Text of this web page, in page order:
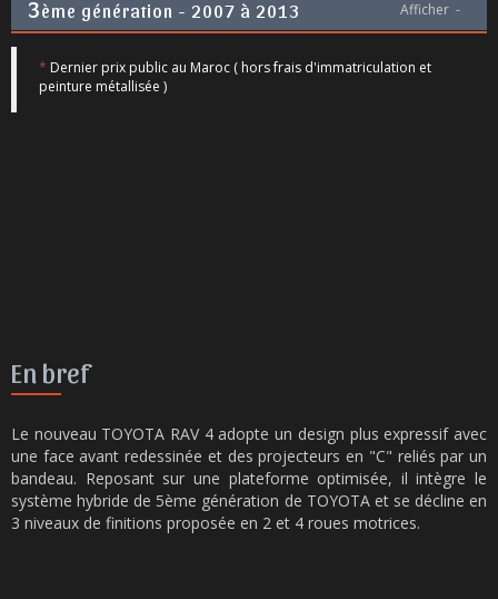
3ème génération - 2007 à 2013 Afficher -
* Dernier prix public au Maroc ( hors frais d'immatriculation et
peinture métallisée )
En bref
Le nouveau TOYOTA RAV 4 adopte un design plus expressif avec
une face avant redessinée et des projecteurs en "C" reliés par un
bandeau. Reposant sur une plateforme optimisée, il intègre le
système hybride de 5ème génération de TOYOTA et se décline en
3 niveaux de finitions proposée en 2 et 4 roues motrices.